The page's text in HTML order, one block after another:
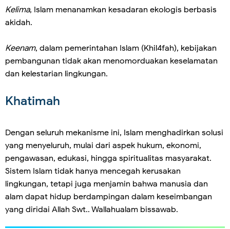
Kelima, Islam menanamkan kesadaran ekologis berbasis
akidah.
Keenam, dalam pemerintahan Islam (Khil4fah), kebijakan
pembangunan tidak akan menomorduakan keselamatan
dan kelestarian lingkungan.
Khatimah
Dengan seluruh mekanisme ini, Islam menghadirkan solusi
yang menyeluruh, mulai dari aspek hukum, ekonomi,
pengawasan, edukasi, hingga spiritualitas masyarakat.
Sistem Islam tidak hanya mencegah kerusakan
lingkungan, tetapi juga menjamin bahwa manusia dan
alam dapat hidup berdampingan dalam keseimbangan
yang diridai Allah Swt.. Wallahualam bissawab.